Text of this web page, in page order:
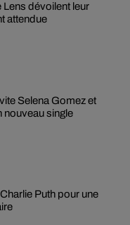
Lens dévoilent leur
attendue
Selena Gomez et
nouveau single
Puth pour une